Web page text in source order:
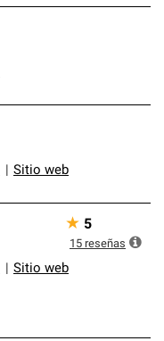
Sitio web
Sitio web
★ 5
15 reseñas